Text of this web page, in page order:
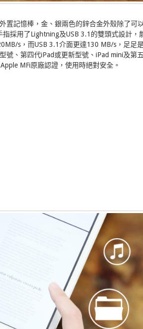
置記憶棒，金、銀兩色的鋅合金外殼除了可
採用了Lightning及USB 3.1的雙頭式設計，
s，而USB 3.1介面更達130 MB/s，足足
號、第四代iPad或更新型號、iPad mini及第
MFi原廠認證，使用時絕對安全。